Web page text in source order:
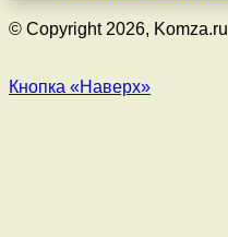
© Copyright 2026, Komza.ru
Кнопка «Наверх»